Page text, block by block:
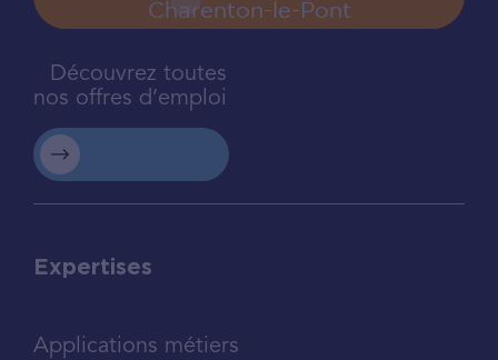
Charenton‍-‍le‍-‍Pont
Découvrez toutes
nos offres d’emploi
Expertises
Applications métiers